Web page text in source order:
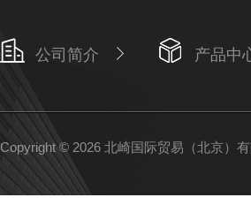
公司简介 产品中
Copyright © 2026 北崎国际贸易（北京）